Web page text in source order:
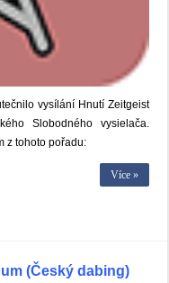
vysílání Hnutí Zeitgeist
Slobodného vysielača.
z tohoto pořadu:
Více »
(Český dabing)